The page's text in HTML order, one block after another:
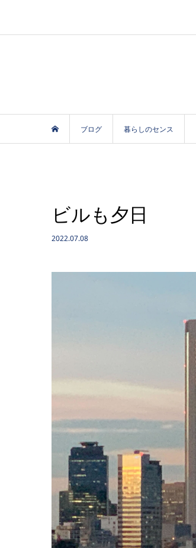
ブログ 暮らしのセンス
ビルも夕日
2022.07.08